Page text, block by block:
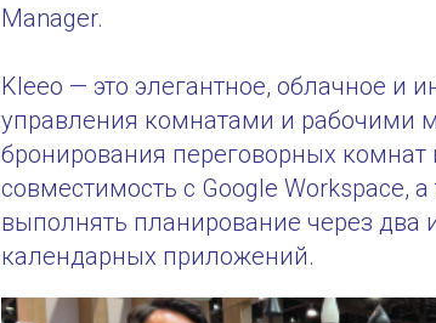
Manager.
Kleeo — это элегантное, облачное и
управления комнатами и рабочими
бронирования переговорных
совместимость с Google Workspace,
выполнять планирование через
календарных приложений.